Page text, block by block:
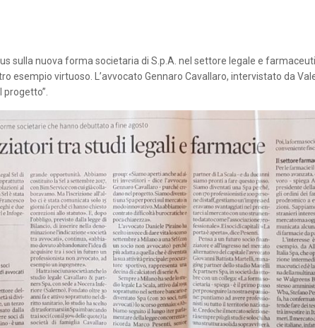
sulla nuova forma societaria di S.p.A. nel settore legale e
esempio virtuoso. L’avvocato Gennaro Cavallaro, intervistato da